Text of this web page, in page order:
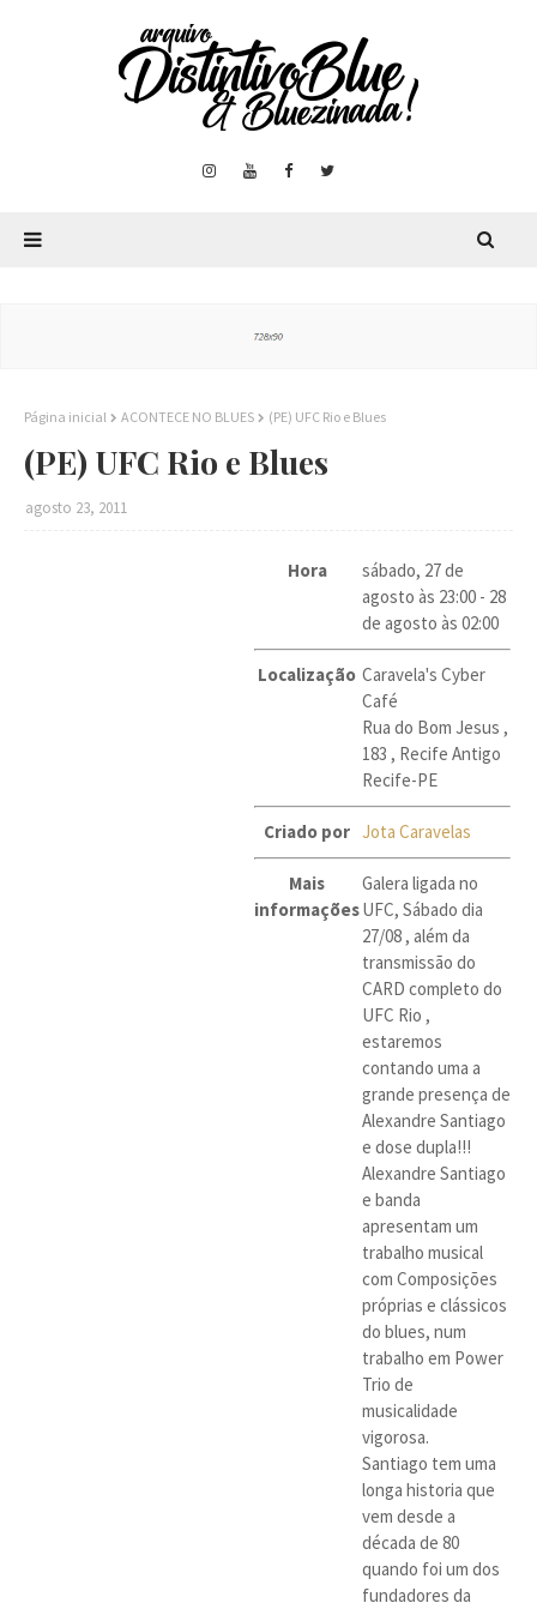
Página inicial ACONTECE NO BLUES (PE) UFC Rio e Blues
(PE) UFC Rio e Blues
agosto 23, 2011
Hora
sábado, 27 de
agosto às 23:00 - 28
de agosto às 02:00
Localização Caravela's Cyber
Café
Rua do Bom Jesus ,
183 , Recife Antigo
Recife-PE
Criado por Jota Caravelas
Mais
informações
Galera ligada no
UFC, Sábado dia
27/08 , além da
transmissão do
CARD completo do
UFC Rio ,
estaremos
contando uma a
grande presença de
Alexandre Santiago
e dose dupla!!!
Alexandre Santiago
e banda
apresentam um
trabalho musical
com Composições
próprias e clássicos
do blues, num
trabalho em Power
Trio de
musicalidade
vigorosa.
Santiago tem uma
longa historia que
vem desde a
década de 80
quando foi um dos
fundadores da